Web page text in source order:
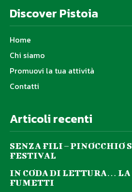
Discover Pistoia
Home
Chi siamo
Promuovi la tua attività
Contatti
Articoli recenti
SENZA FILI – PINOCCHIO
FESTIVAL
IN CODA DI LETTURA… LA
FUMETTI